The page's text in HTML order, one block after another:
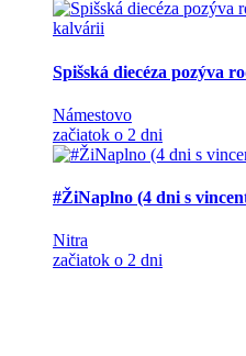
Spišská diecéza pozýva
Námestovo
začiatok o 2 dni
#ŽiNaplno (4 dni s
Nitra
začiatok o 2 dni